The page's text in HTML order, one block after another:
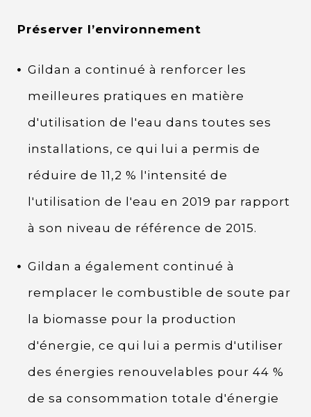
Préserver l’environnement
Gildan a continué à renforcer les
meilleures pratiques en matière
d'utilisation de l'eau dans toutes ses
installations, ce qui lui a permis de
réduire de 11,2 % l'intensité de
l'utilisation de l'eau en 2019 par rapport
à son niveau de référence de 2015.
Gildan a également continué à
remplacer le combustible de soute par
la biomasse pour la production
d'énergie, ce qui lui a permis d'utiliser
des énergies renouvelables pour 44 %
de sa consommation totale d'énergie